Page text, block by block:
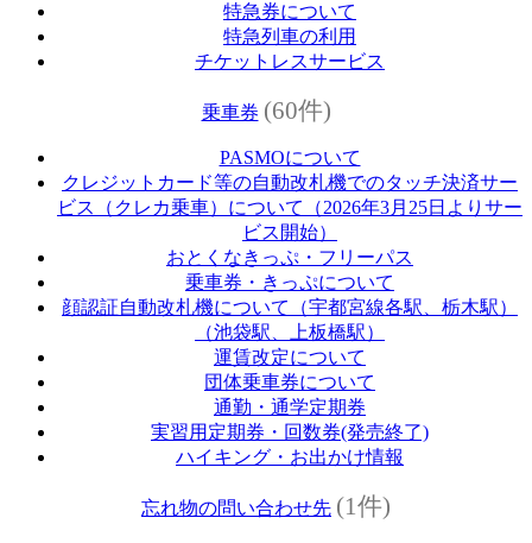
特急券について
特急列車の利用
チケットレスサービス
乗車券 (60件)
PASMOについて
クレジットカード等の自動改札機でのタッチ決済サー
ビス（クレカ乗車）について（2026年3月25日よりサー
ビス開始）
おとくなきっぷ・フリーパス
乗車券・きっぷについて
顔認証自動改札機について（宇都宮線各駅、栃木駅）
（池袋駅、上板橋駅）
運賃改定について
団体乗車券について
通勤・通学定期券
実習用定期券・回数券(発売終了)
ハイキング・お出かけ情報
忘れ物の問い合わせ先 (1件)